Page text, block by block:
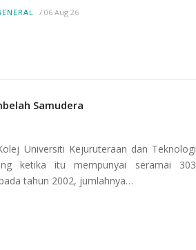
/ 06 Aug 26
Samudera
Universiti Kejuruteraan dan Teknologi
ketika itu mempunyai seramai 303
tahun 2002, jumlahnya…